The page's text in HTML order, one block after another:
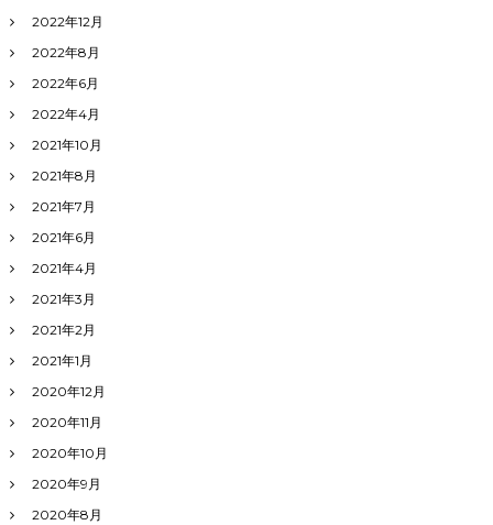
2022年12月
2022年8月
2022年6月
2022年4月
2021年10月
2021年8月
2021年7月
2021年6月
2021年4月
2021年3月
2021年2月
2021年1月
2020年12月
2020年11月
2020年10月
2020年9月
2020年8月